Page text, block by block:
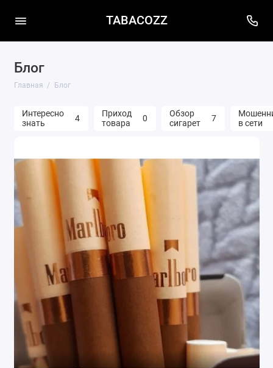
TABACOZZ
Блог
Главная Блог
Интересно
знать
4
Приход
товара
0
Обзор
сигарет
7
в сети